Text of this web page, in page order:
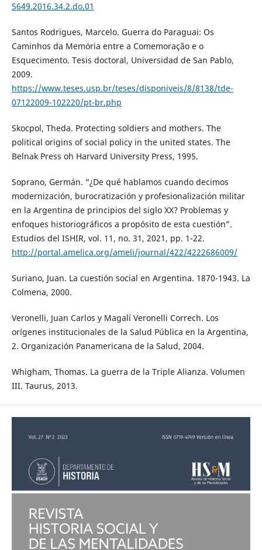
5649.2016.34.2.do.01
Santos Rodrigues, Marcelo. Guerra do Paraguai: Os
Caminhos da Memória entre a Comemoração e o
Esquecimento. Tesis doctoral, Universidad de San Pablo,
2009.
https://www.teses.usp.br/teses/disponiveis/8/8138/tde-
07122009-102220/pt-br.php
Skocpol, Theda. Protecting soldiers and mothers. The
political origins of social policy in the united states. The
Belnak Press oh Harvard University Press, 1995.
Soprano, Germán. “¿De qué hablamos cuando decimos
modernización, burocratización y profesionalización militar
en la Argentina de principios del siglo XX? Problemas y
enfoques historiográficos a propósito de esta cuestión”.
Estudios del ISHIR, vol. 11, no. 31, 2021, pp. 1-22.
http://portal.amelica.org/ameli/journal/422/4222686009/
Suriano, Juan. La cuestión social en Argentina. 1870-1943. La
Colmena, 2000.
Veronelli, Juan Carlos y Magalí Veronelli Correch. Los
orígenes institucionales de la Salud Pública en la Argentina,
2. Organización Panamericana de la Salud, 2004.
Whigham, Thomas. La guerra de la Triple Alianza. Volumen
III. Taurus, 2013.